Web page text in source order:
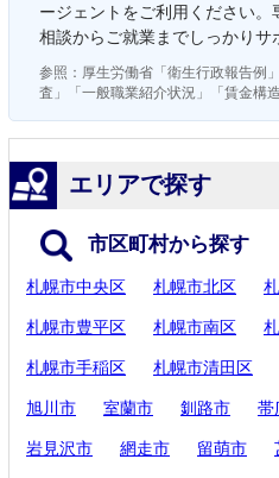
ージェントをご利用ください
相談からご就業までしっかりサ
参照：厚生労働省「衛生行政報告例
査」「一般職業紹介状況」「賃金構
エリアで探す
市区町村から探す
札幌市中央区 札幌市北区
札幌市豊平区 札幌市南区
札幌市手稲区 札幌市清田区
旭川市 室蘭市 釧路市 帯
岩見沢市 網走市 留萌市